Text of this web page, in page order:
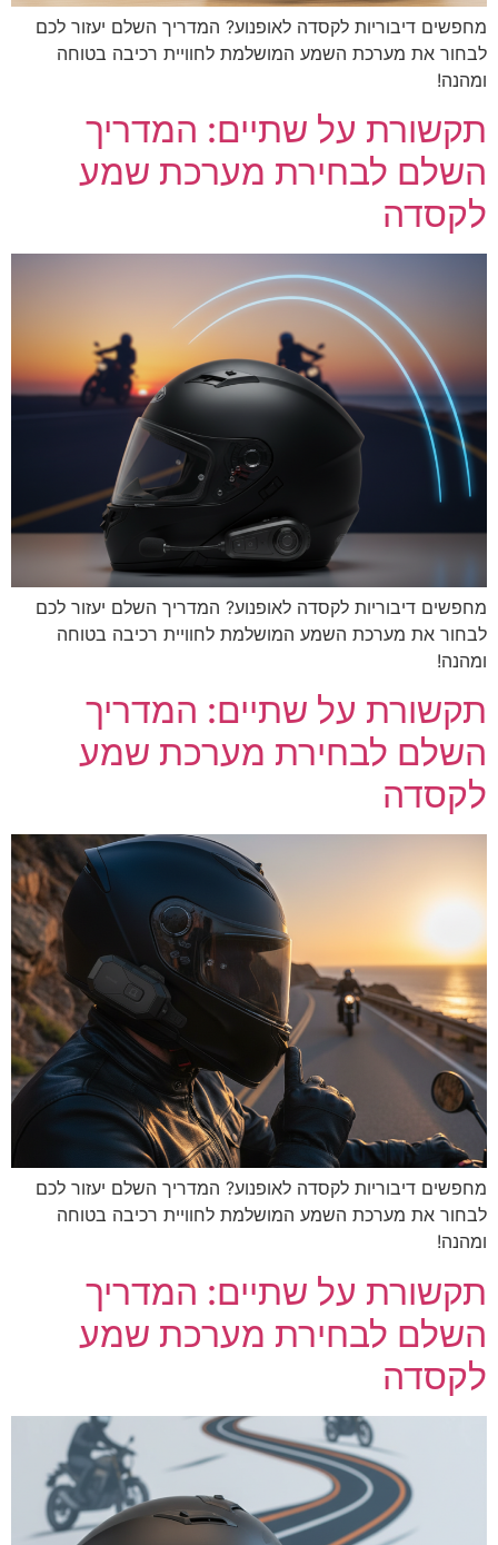
מחפשים דיבוריות לקסדה לאופנוע? המדריך השלם יעזור לכם
לבחור את מערכת השמע המושלמת לחוויית רכיבה בטוחה
ומהנה!
תקשורת על שתיים: המדריך
השלם לבחירת מערכת שמע
לקסדה
מחפשים דיבוריות לקסדה לאופנוע? המדריך השלם יעזור לכם
לבחור את מערכת השמע המושלמת לחוויית רכיבה בטוחה
ומהנה!
תקשורת על שתיים: המדריך
השלם לבחירת מערכת שמע
לקסדה
מחפשים דיבוריות לקסדה לאופנוע? המדריך השלם יעזור לכם
לבחור את מערכת השמע המושלמת לחוויית רכיבה בטוחה
ומהנה!
תקשורת על שתיים: המדריך
השלם לבחירת מערכת שמע
לקסדה